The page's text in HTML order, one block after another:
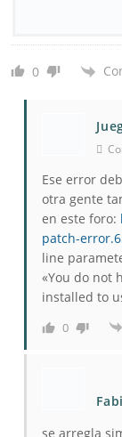
0
Ese error
otra gente
en este foro:
patch-
line
«You do not
installed to
0
se arregla